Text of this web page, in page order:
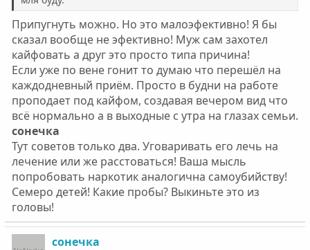
Припугнуть можно. Но это малоэфективно! Я бы
сказал вообще не эфективно! Муж сам захотел
кайфовать а друг это просто типа причина!
Если уже по вене гонит то думаю что перешёл на
каждодневный приём. Просто в будни на работе
проподает под кайфом, создавая вечером вид что
всё нормально а в выходные с утра на глазах семьи.
сонечка
Тут советов только два. Уговаривать его лечь на
лечение или же расстоваться! Ваша мысль
попробовать наркотик аналогична самоубийству!
Семеро детей! Какие пробы? Выкиньте это из
головы!
сонечка